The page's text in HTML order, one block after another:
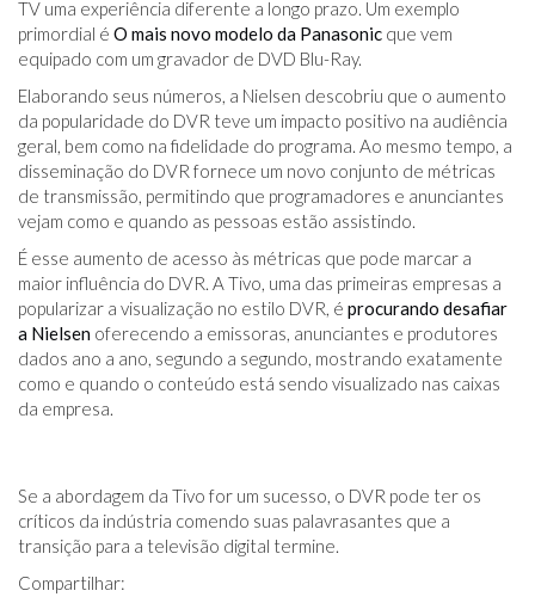
TV uma experiência diferente a longo prazo. Um exemplo
primordial é O mais novo modelo da Panasonic que vem
equipado com um gravador de DVD Blu-Ray.
Elaborando seus números, a Nielsen descobriu que o aumento
da popularidade do DVR teve um impacto positivo na audiência
geral, bem como na fidelidade do programa. Ao mesmo tempo, a
disseminação do DVR fornece um novo conjunto de métricas
de transmissão, permitindo que programadores e anunciantes
vejam como e quando as pessoas estão assistindo.
É esse aumento de acesso às métricas que pode marcar a
maior influência do DVR. A Tivo, uma das primeiras empresas a
popularizar a visualização no estilo DVR, é procurando desafiar
a Nielsen oferecendo a emissoras, anunciantes e produtores
dados ano a ano, segundo a segundo, mostrando exatamente
como e quando o conteúdo está sendo visualizado nas caixas
da empresa.
Se a abordagem da Tivo for um sucesso, o DVR pode ter os
críticos da indústria comendo suas palavrasantes que a
transição para a televisão digital termine.
Compartilhar: